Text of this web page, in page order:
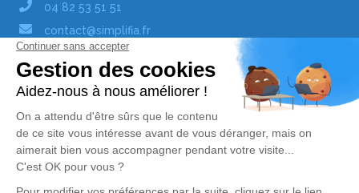
04 82 53 51 51
contact@simplifia.fr
Réseaux sociaux
Liens utiles
Publier un avis de décès